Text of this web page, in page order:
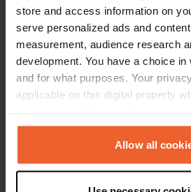
store and access information on
serve personalized ads and
measurement, audience research
development. You have a choice
and for what purposes. Your
applicable on this digital property
any time from the Cookie
the Privacy trigger icon.Allow all
Contact
Rosguill Caravan Park 82
F92 EK22, Letterkenny,
Coordonnées
55° 14' 3" N 7° 47' 40" W